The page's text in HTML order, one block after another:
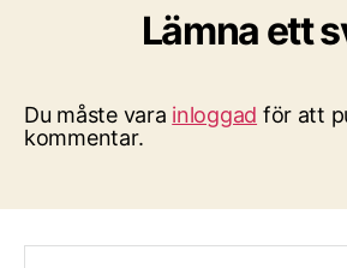
Lämna ett
Du måste vara inloggad för att
kommentar.